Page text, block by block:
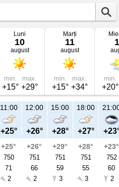
Luni
10
august
min.
+15°
max.
+29°
Marți
11
august
min.
+15°
max.
+34°
min.
+20°
11:00
+25°
+25°
750
71
2
12:00
+26°
+26°
751
66
2
15:00
+28°
+29°
751
59
3
18:00
+27°
+28°
751
55
3
+23°
752
60
2